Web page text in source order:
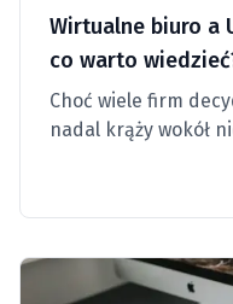
Wirtualne biuro a
co warto
Choć wiele firm
nadal krąży wokół
wirtualny nie
razu pukają do